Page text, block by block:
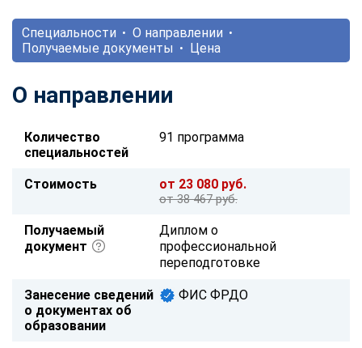
Специальности
О направлении
Получаемые документы
Цена
О направлении
Количество
специальностей
91 программа
Стоимость от 23 080 руб.
от 38 467 руб.
Получаемый
документ
Диплом о
профессиональной
переподготовке
Занесение сведений
о документах об
образовании
ФИС ФРДО